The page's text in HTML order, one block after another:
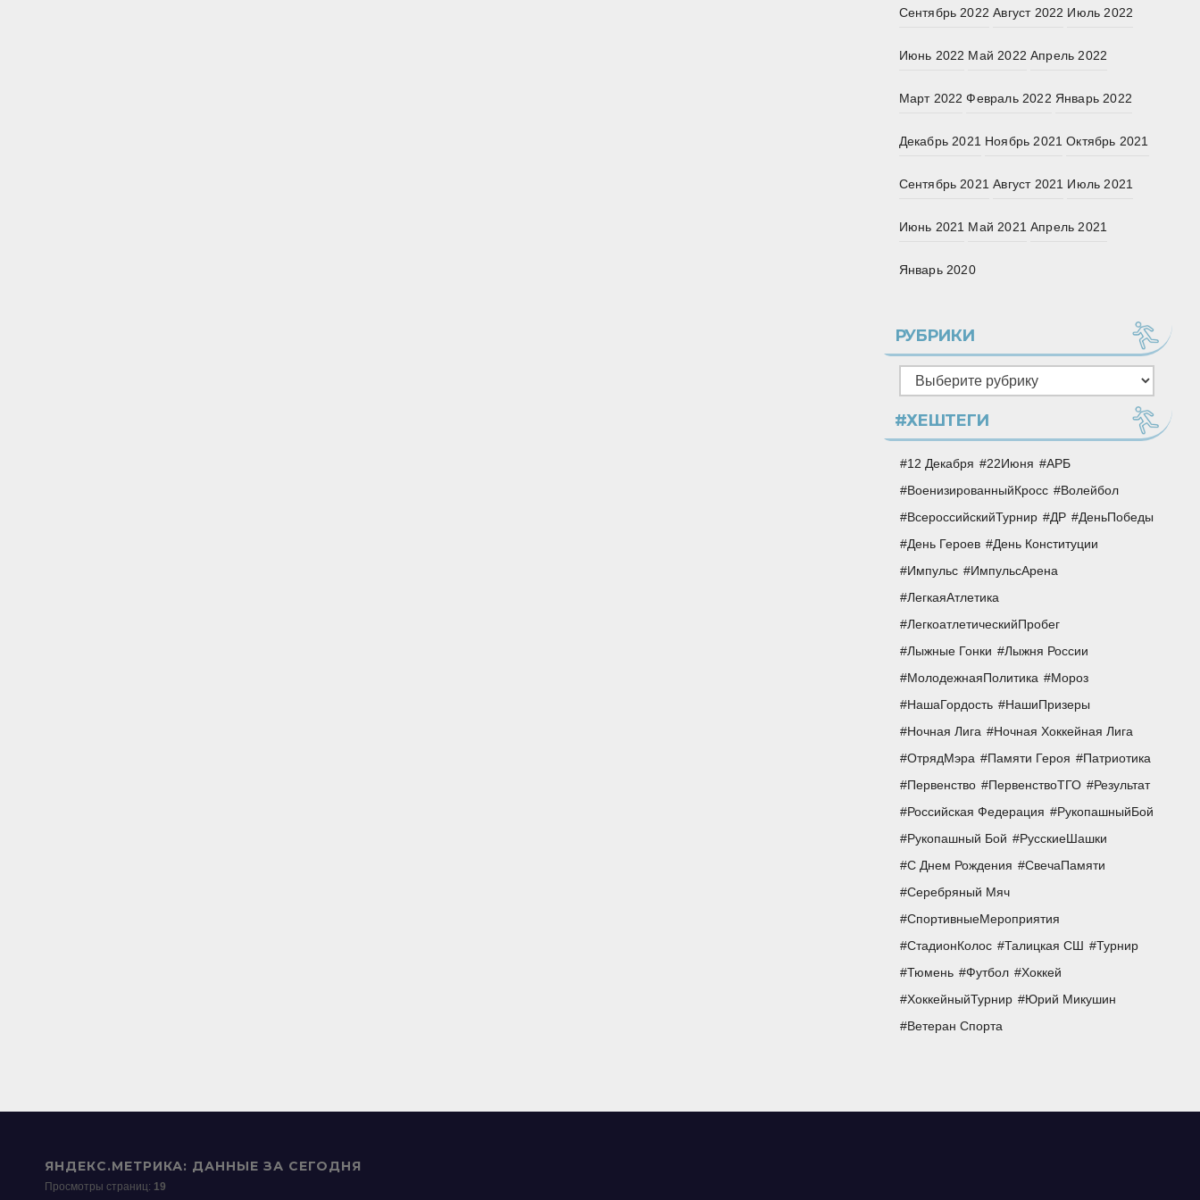
Сентябрь 2022 Август 2022 Июль 2022
Июнь 2022 Май 2022 Апрель 2022
Март 2022 Февраль 2022 Январь 2022
Декабрь 2021 Ноябрь 2021 Октябрь 2021
Сентябрь 2021 Август 2021 Июль 2021
Июнь 2021 Май 2021 Апрель 2021
Январь 2020
РУБРИКИ
Рубрики
#ХЕШТЕГИ
12 Декабря 22Июня
АРБ
ВоенизированныйКросс
Волейбол
ВсероссийскийТурнир
ДР
ДеньПобеды
День Героев
День Конституции
Импульс
ИмпульсАрена
ЛегкаяАтлетика
ЛегкоатлетическийПробег
Лыжные Гонки
Лыжня России
МолодежнаяПолитика
Мороз
НашаГордость
НашиПризеры
Ночная Лига
Ночная Хоккейная Лига
ОтрядМэра
Памяти Героя
Патриотика
Первенство
ПервенствоТГО
Результат
Российская Федерация
РукопашныйБой
Рукопашный Бой
РусскиеШашки
С Днем Рождения
СвечаПамяти
Серебряный Мяч
СпортивныеМероприятия
СтадионКолос
Талицкая СШ
Турнир
Тюмень
Футбол
Хоккей
ХоккейныйТурнир
Юрий Микушин
Ветеран Спорта
ЯНДЕКС.МЕТРИКА: ДАННЫЕ ЗА СЕГОДНЯ
Просмотры страниц: 19